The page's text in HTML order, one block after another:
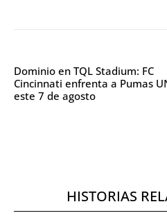
Dominio en TQL Stadium: FC
Cincinnati enfrenta a Pumas
este 7 de agosto
HISTORIAS